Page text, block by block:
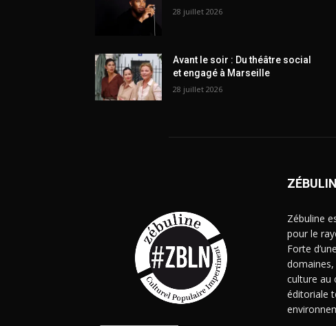
28 juillet 2026
Avant le soir : Du théâtre social
et engagé à Marseille
28 juillet 2026
Zébuline
pour le
Forte
domaines,
culture au
éditoriale